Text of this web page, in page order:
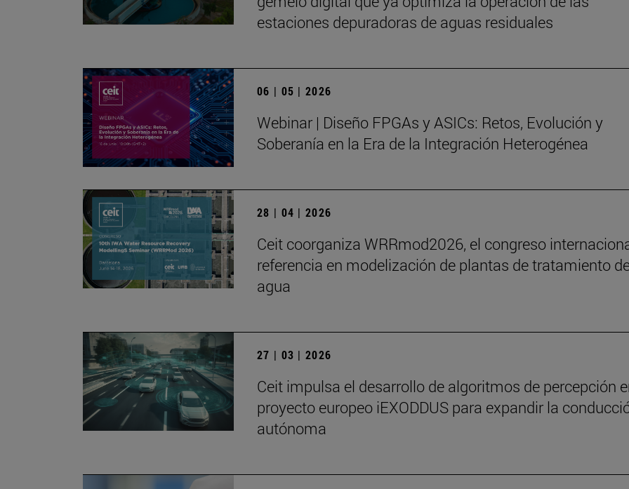
estaciones depuradoras de aguas residuales
06 | 05 | 2026
Webinar | Diseño FPGAs y ASICs: Retos, Evolución y
Soberanía en la Era de la Integración Heterogénea
28 | 04 | 2026
Ceit coorganiza WRRmod2026, el congreso
referencia en modelización de plantas de tratamiento
agua
27 | 03 | 2026
Ceit impulsa el desarrollo de algoritmos de percepción
proyecto europeo iEXODDUS para expandir la
autónoma